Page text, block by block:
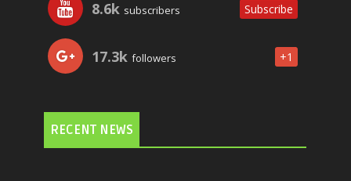
8.6k subscribers Subscribe
17.3k followers +1
RECENT NEWS